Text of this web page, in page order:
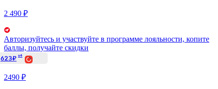
2 490 ₽
Авторизуйтесь и участвуйте в программе лояльности, копите
баллы, получайте скидки
623₽ x4
2490 ₽